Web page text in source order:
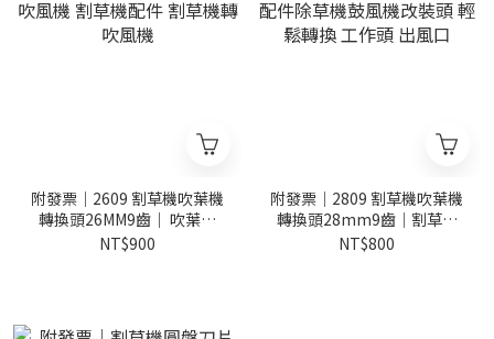
附發票｜2609 割草機吹葉機
轉換頭26MM9齒｜ 吹葉機
吹風機 割草機配件 割草機轉
NT$900
附發票｜2809 割草機吹葉機
轉換頭28mm9齒｜割草機
配件除草機鼓風機改裝頭 輕
NT$800